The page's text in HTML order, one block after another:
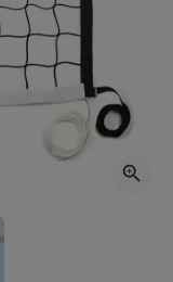
zoom_in